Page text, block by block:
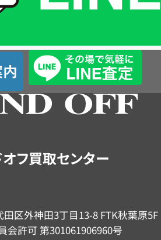
フ買取センター
田区外神田3丁目13-8 FTK秋葉原5F
会許可 第301061906960号